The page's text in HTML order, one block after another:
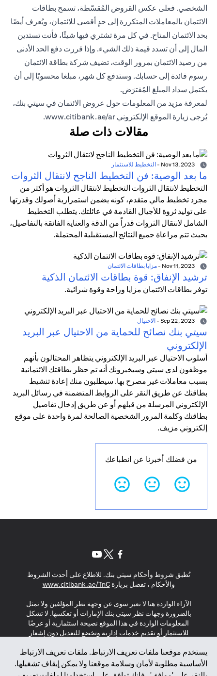
الشخصي. فعلى عكس القروض المُقسّطة، تسمح بطاقات
الائتمان بالمعاملات المتكررة إلى حدٍ أقصى للائتمان، ويُعرف أيضًا
بحد الائتمان المتاح. في كل مرة تشتري فيها شيئًا، فأنت تستدين
المال إلى أن تسدد قيمة ذلك الشيء. وإذا قررت دفع الحد الأدنى
من رصيد الائتمان بمرور الوقت، تضيف شركة بطاقة الائتمان
رسوم فائدة إلى حسابك. وستدفع كل شهر، مبلغا محسوبًا إلى أن
يكتمل سداد المبلغ المُقترَض.
لمعرفة مزيد من المعلومات حول عروض الائتمان في سيتي بنك،
يُرجى زيارة الموقع الإلكتروني www.citibank.ae/ar
.
مقالات ذات صلة
- التخطيط للاستثمار
ما بعد الوصية: فن التخطيط الناجح لانتقال الثروات
التخطيط لانتقال الثروات التخطيط لانتقال الثروات هو أكثر من
مجرد تخطيط مالي متقدم، كونه يضمن استمرارية أصولك وقدرتها
على توليد ثروة للأجيال القادمة في عائلتك. يتطلب التخطيط
الشامل لانتقال الثروات قدراً من الدقة والعناية الفائقة بالتفاصيل،
بحيث تتم مراعاة جميع النتائج المستقبلية المحتملة.
- مزايا بطاقات الائتمان
ترشيد الإنفاق: قوة بطاقات الائتمان الذكية
توفر بطاقات الائتمان مزايا وراحة وقوة شرائية.
- الاحتيال
سيتي بنك نصائح للحماية من الاحتيال عبر البريد
الإلكتروني
أسلوب الاحتيال عبر البريد الإلكتروني يتظاهر المحتالون بأنهم
موظفون لدى سيتي وسيخبرونك أنه تم حظر بطاقتك الائتمانية
بسبب معاملات غير مصرح بها. سيطلبون منك إعادة تنشيط
بطاقتك عن طريق النقر على الروابط المتضمنة في رسائل البريد
الإلكتروني المرسلة من قبلهم أو عن طريق إدخال تفاصيل
بطاقتك وكلمة المرور الشخصية الصالحة لمرة واحدة على موقع
إلكتروني مزيف.
من فضلك أخبرنا عن انطباعك
يستخدم موقعنا ملفات تعريف الارتباط. ملفات تعريف الارتباط
الأساسية مطلوبة لأمان وسلامة موقعنا ولا يمكن إيقاف تشغيلها.
تُطبق شروط وأحكام سيتي بنك. للاطلاع على أحدث الشروط
والأحكام ، تفضل بزيارةwww.citibank.ae/TnC
in a new tab
الآراء الواردة هنا لا تعبر سوى عن وجهة نظر المؤلفين ولا تمثل
بالضرورة وجهات نظر سيتي بنك الإمارات أو تعكسها. لا تشكل
المعلومات الواردة في هذا الموقع نصيحة استثمارية أو عرضًا
للاستثمار أو تقديم خدمات إدارية وتخضع للتعديل دون إشعار
لا يتم تقديم المنتجات والخدمات المذكورة في هذا الموقع للأفراد
المقيمين في الاتحاد الأوروبي أو المنطقة الاقتصادية الأوروبية أو